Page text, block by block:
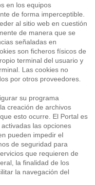
en los equipos
de forma imperceptible.
al sitio web en cuestión
de manera que se
señaladas en
son ficheros físicos de
terminal del usuario y
Las cookies no
por otros proveedores.
su programa
creación de archivos
esto ocurre. El Portal es
las opciones
pueden impedir el
de seguridad para
que requieren de
la finalidad de los
la navegación del